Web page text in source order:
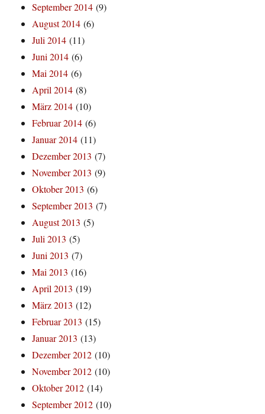
September 2014 (9)
August 2014 (6)
Juli 2014 (11)
Juni 2014 (6)
Mai 2014 (6)
April 2014 (8)
März 2014 (10)
Februar 2014 (6)
Januar 2014 (11)
Dezember 2013 (7)
November 2013 (9)
Oktober 2013 (6)
September 2013 (7)
August 2013 (5)
Juli 2013 (5)
Juni 2013 (7)
Mai 2013 (16)
April 2013 (19)
März 2013 (12)
Februar 2013 (15)
Januar 2013 (13)
Dezember 2012 (10)
November 2012 (10)
Oktober 2012 (14)
September 2012 (10)